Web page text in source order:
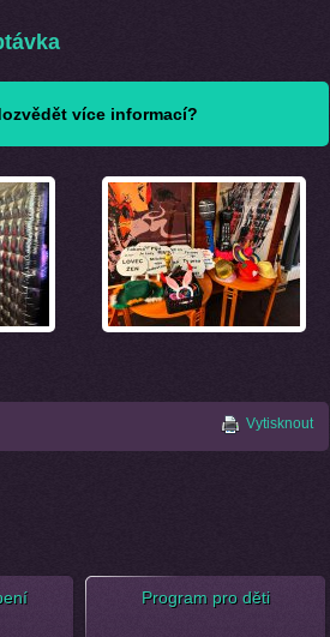
více informací?
Vytisknout
Program pro děti